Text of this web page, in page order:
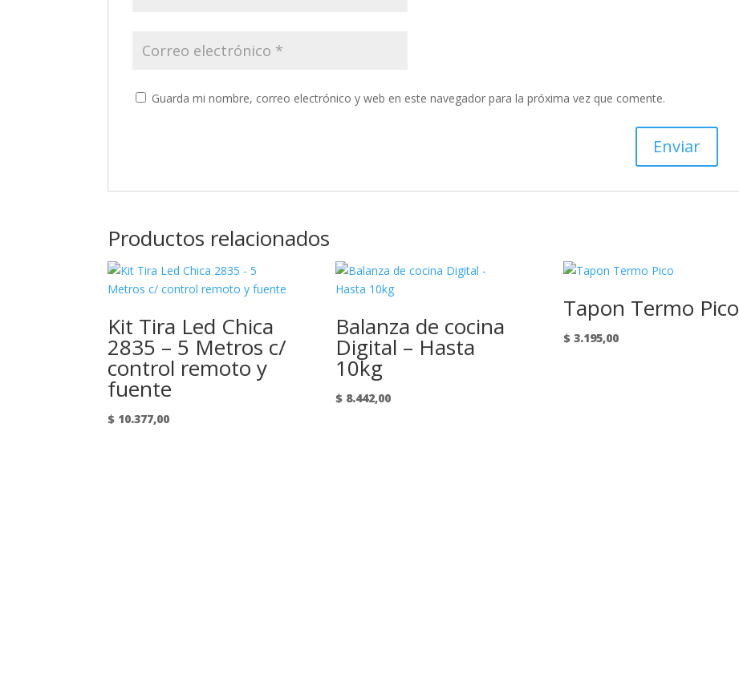
Guarda mi nombre, correo electrónico y web en este navegador para la próxima vez que comente.
Productos relacionados
Kit Tira Led Chica
2835 – 5 Metros c/
control remoto y
fuente
$ 10.377,00
Balanza de cocina
Digital – Hasta
10kg
$8.442,00
Tapon Termo Pico
$3.195,00